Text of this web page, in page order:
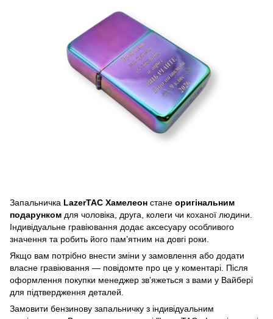
Запальничка LazerTAC Хамелеон стане оригінальним
подарунком для чоловіка, друга, колеги чи коханої людини.
Індивідуальне гравіювання додає аксесуару особливого
значення та робить його пам’ятним на довгі роки.
Якщо вам потрібно внести зміни у замовлення або додати
власне гравіювання — повідомте про це у коментарі. Після
оформлення покупки менеджер зв’яжеться з вами у Вайбері
для підтвердження деталей.
Замовити бензинову запальничку з індивідуальним